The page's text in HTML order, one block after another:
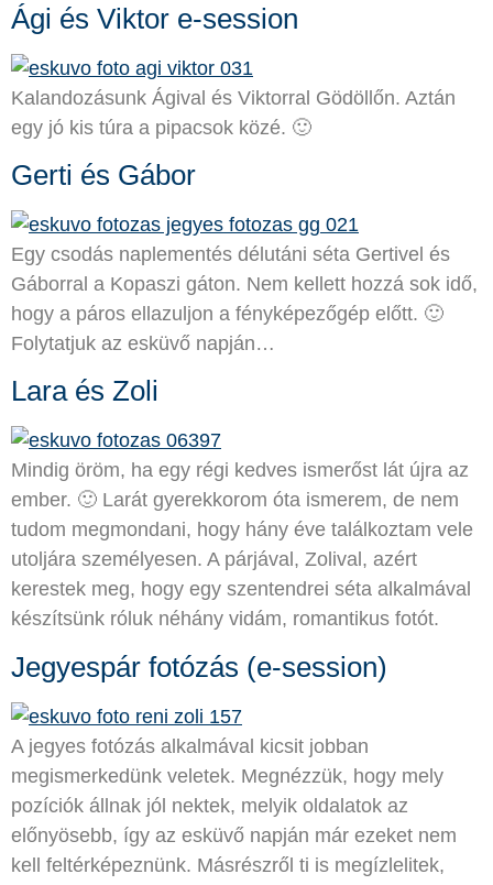
Ági és Viktor e-session
Kalandozásunk Ágival és Viktorral Gödöllőn. Aztán
egy jó kis túra a pipacsok közé. 🙂
Gerti és Gábor
Egy csodás naplementés délutáni séta Gertivel és
Gáborral a Kopaszi gáton. Nem kellett hozzá sok idő,
hogy a páros ellazuljon a fényképezőgép előtt. 🙂
Folytatjuk az esküvő napján…
Lara és Zoli
Mindig öröm, ha egy régi kedves ismerőst lát újra az
ember. 🙂 Larát gyerekkorom óta ismerem, de nem
tudom megmondani, hogy hány éve találkoztam vele
utoljára személyesen. A párjával, Zolival, azért
kerestek meg, hogy egy szentendrei séta alkalmával
készítsünk róluk néhány vidám, romantikus fotót.
Jegyespár fotózás (e-session)
A jegyes fotózás alkalmával kicsit jobban
megismerkedünk veletek. Megnézzük, hogy mely
pozíciók állnak jól nektek, melyik oldalatok az
előnyösebb, így az esküvő napján már ezeket nem
kell feltérképeznünk. Másrészről ti is megízlelitek,